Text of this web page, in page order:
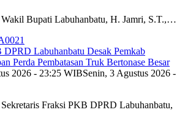
Bupati Labuhanbatu, H. Jamri, S.T.,…
DPRD Labuhanbatu Desak Pemkab
Perda Pembatasan Truk Bertonase Besar
2026 - 23:25 WIBSenin, 3 Agustus 2026 -
Fraksi PKB DPRD Labuhanbatu,